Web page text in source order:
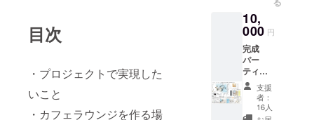
目次
・プロジェクトで実現した
いこと
・カフェラウンジを作る場
コース
ターで
す。
10,
000 円
完成
パー
ティご
招待！
一緒に
楽しみ
ましょ
支援
者：
16人